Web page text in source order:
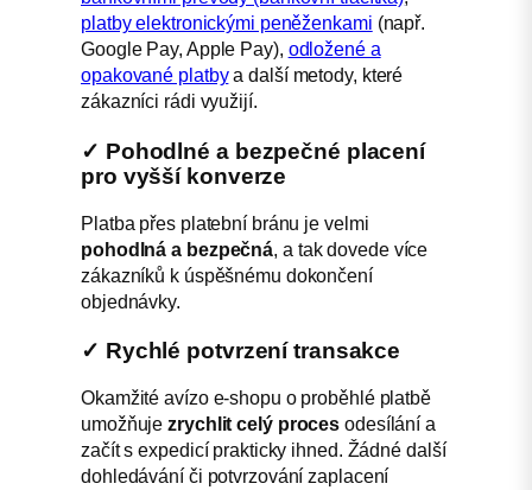
platby elektronickými peněženkami (např.
Google Pay, Apple Pay), odložené a
opakované platbya další metody, které
zákazníci rádi využijí.
✓ Pohodlné a bezpečné placení
pro vyšší konverze
Platba přes platební bránu je velmi
pohodlná a bezpečná, a tak dovede více
zákazníků k úspěšnému dokončení
objednávky.
✓ Rychlé potvrzení transakce
Okamžité avízo e-shopu o proběhlé platbě
umožňuje zrychlit celý proces odesílání a
začít s expedicí prakticky ihned. Žádné další
dohledávání či potvrzování zaplacení